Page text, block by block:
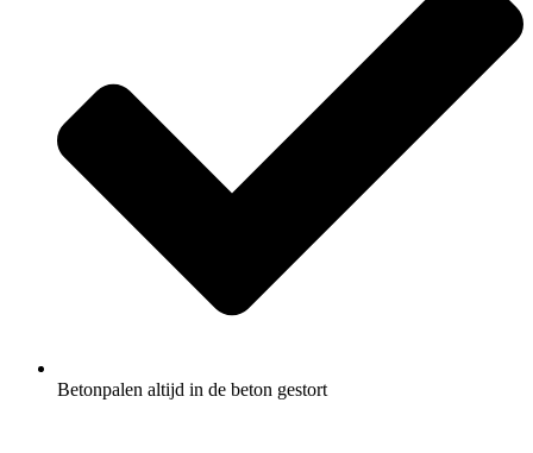
Betonpalen altijd in de beton gestort